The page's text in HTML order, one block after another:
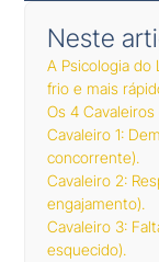
Neste
A Psicologia do
frio e mais
Os 4
Cavaleiro 1:
concorrente).
Cavaleiro 2:
engajamento).
Cavaleiro 3:
esquecido).